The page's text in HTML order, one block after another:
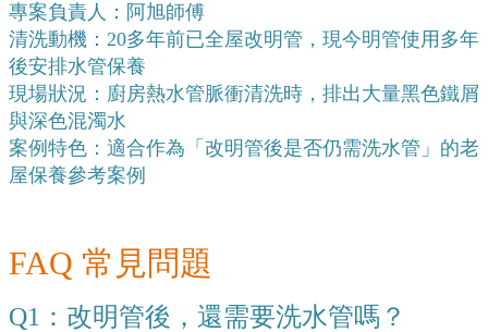
專案負責人：阿旭師傅
清洗動機：20多年前已全屋改明管，現今明管使用多年
後安排水管保養
現場狀況：廚房熱水管脈衝清洗時，排出大量黑色鐵屑
與深色混濁水
案例特色：適合作為「改明管後是否仍需洗水管」的老
屋保養參考案例
FAQ 常見問題
Q1：改明管後，還需要洗水管嗎？